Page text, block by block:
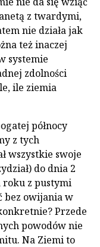
z twardymi,
nie działa jak
też inaczej
systemie
zdolności
ile ziemia
północy
z tych
wszystkie swoje
do dnia 2
roku z pustymi
bez owijania w
Przede
powodów nie
Na Ziemi to